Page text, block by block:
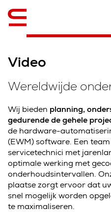
Video
Wereldwijde
Wij bieden planning,
gedurende de gehele
de hardware-
(EWM) software. Een
servicetechnici met
optimale werking met
onderhoudsintervallen.
plaatse zorgt ervoor dat
snel mogelijk worden
te maximaliseren.